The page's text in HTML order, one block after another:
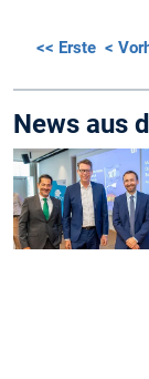
<< Erste <
News aus